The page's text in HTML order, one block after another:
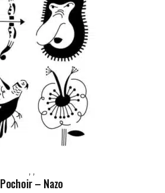
, ,
Pochoir – Nazo